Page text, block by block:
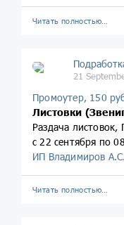
Читать полностью…
21
Промоутер, 150
Листовки
Раздача
с 22 сентября по
ИП Владимиров
Читать полностью…